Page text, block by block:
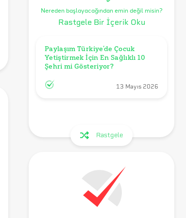
Nereden başlayacağından emin değil misin?
Rastgele Bir İçerik Oku
Paylaşım Türkiye’de Çocuk
Yetiştirmek İçin En Sağlıklı 10
Şehri mi Gösteriyor?
13 Mayıs 2026
Rastgele